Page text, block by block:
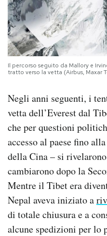
Il percorso seguito da Mallory e
tratto verso la vetta (Airbus, Maxar
Negli anni seguenti, i
vetta dell’Everest dal
che per questioni
accesso al paese fino
della Cina – si
cambiarono dopo la
Mentre il Tibet era
Nepal aveva iniziato a
di totale chiusura e a
alcune spedizioni per lo